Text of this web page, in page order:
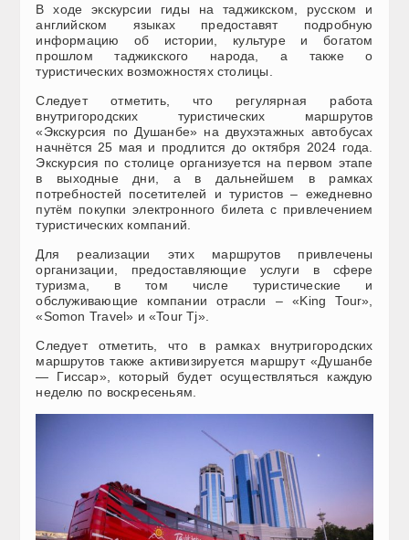
В ходе экскурсии гиды на таджикском, русском и
английском языках предоставят подробную
информацию об истории, культуре и богатом
прошлом таджикского народа, а также о
туристических возможностях столицы.
Следует отметить, что регулярная работа
внутригородских туристических маршрутов
«Экскурсия по Душанбе» на двухэтажных автобусах
начнётся 25 мая и продлится до октября 2024 года.
Экскурсия по столице организуется на первом этапе
в выходные дни, а в дальнейшем в рамках
потребностей посетителей и туристов – ежедневно
путём покупки электронного билета с привлечением
туристических компаний.
Для реализации этих маршрутов привлечены
организации, предоставляющие услуги в сфере
туризма, в том числе туристические и
обслуживающие компании отрасли – «King Tour»,
«Somon Travel» и «Tour Tj».
Следует отметить, что в рамках внутригородских
маршрутов также активизируется маршрут «Душанбе
— Гиссар», который будет осуществляться каждую
неделю по воскресеньям.